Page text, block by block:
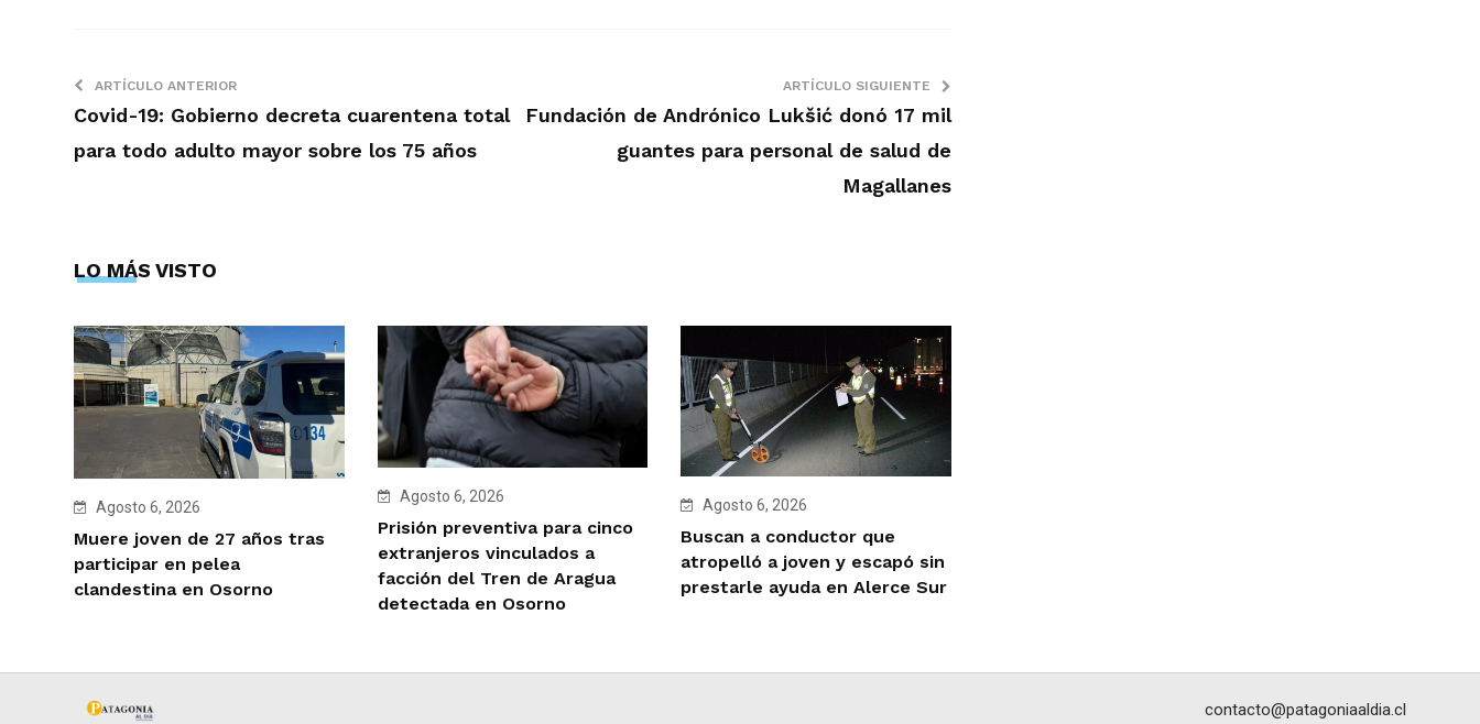
ARTÍCULO ANTERIOR
Covid-19: Gobierno decreta cuarentena total
para todo adulto mayor sobre los 75 años
ARTÍCULO SIGUIENTE
Fundación de Andrónico Lukšić donó 17 mil
guantes para personal de salud de
Magallanes
LO MÁS VISTO
Agosto 6, 2026
Muere joven de 27 años tras
participar en pelea
clandestina en Osorno
Agosto 6, 2026
Prisión preventiva para cinco
extranjeros vinculados a
facción del Tren de Aragua
detectada en Osorno
Agosto 6, 2026
Buscan a conductor que
atropelló a joven y escapó sin
prestarle ayuda en Alerce Sur
contacto@patagoniaaldia.cl